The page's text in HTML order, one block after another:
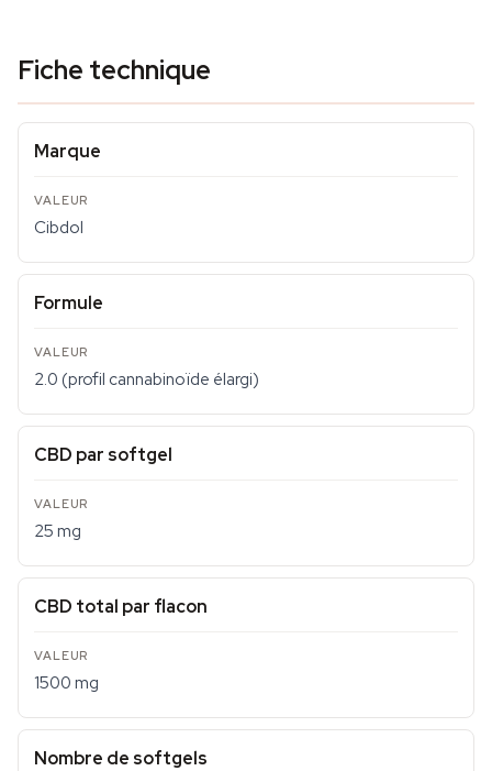
Fiche technique
Marque
Cibdol
Formule
2.0 (profil cannabinoïde élargi)
CBD par softgel
25 mg
CBD total par flacon
1500 mg
Nombre de softgels